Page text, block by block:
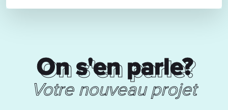
On s'en parle?
On s'en parle?
Votre nouveau projet